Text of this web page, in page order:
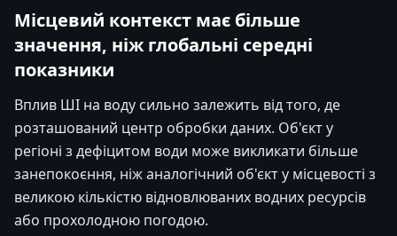
Місцевий контекст має більше
значення, ніж глобальні середні
показники
Вплив ШІ на воду сильно залежить від того, де
розташований центр обробки даних. Об'єкт у
регіоні з дефіцитом води може викликати більше
занепокоєння, ніж аналогічний об'єкт у місцевості з
великою кількістю відновлюваних водних ресурсів
або прохолодною погодою.